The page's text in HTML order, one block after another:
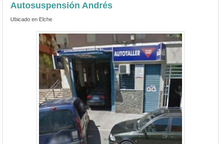
Autosuspensión Andrés
Ubicado en Elche